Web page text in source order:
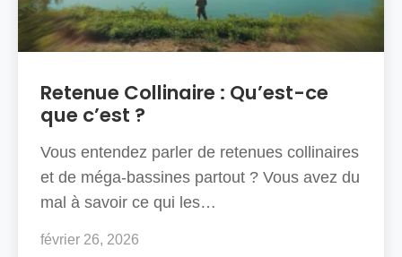
Retenue Collinaire : Qu’est-ce
que c’est ?
Vous entendez parler de retenues collinaires
et de méga-bassines partout ? Vous avez du
mal à savoir ce qui les…
février 26, 2026